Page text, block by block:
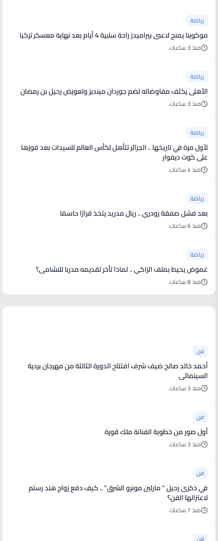
رياضة
موكوينا يمنح لاعبى بيراميدز راحة سلبية 4 أيام بعد نهاية معسكر تركيا
منذ 3 ساعات
رياضة
الأهلى يكثف مفاوضاته لضم جوردان مينديز وتعويض رحيل بن رمضان
منذ 3 ساعات
رياضة
لأول مرة في تاريخها .. الجزائر تتأهل لكأس العالم للسيدات بعد فوزها
على كوت ديفوار
منذ 4 ساعات
رياضة
بعد فشل صفقة رودري .. ريال مدريد يتخذ قرارًا حاسمًا
منذ 6 ساعات
رياضة
غموض يحيط بملف الزاكي .. لماذا تأخر تقديمه مدربا للنشامى؟
منذ 8 ساعات
فن
أحمد خالد صالح ضيف شرف افتتاح الدورة الثالثة من مهرجان بردية
السينمائى
منذ 3 ساعات
فن
أول صور من خطوبة الفنانة ملك قورة
منذ 3 ساعات
فن
في ذكرى رحيل " مارلين مونرو الشرق" .. كيف دفع زواج هند رستم
لاعتزالها الفن؟
منذ 7 ساعات